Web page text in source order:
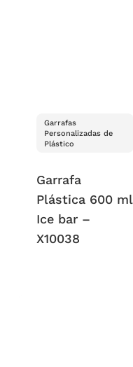
Garrafas
Personalizadas de
Plástico
Garrafa
Plástica 600 ml
Ice bar –
X10038